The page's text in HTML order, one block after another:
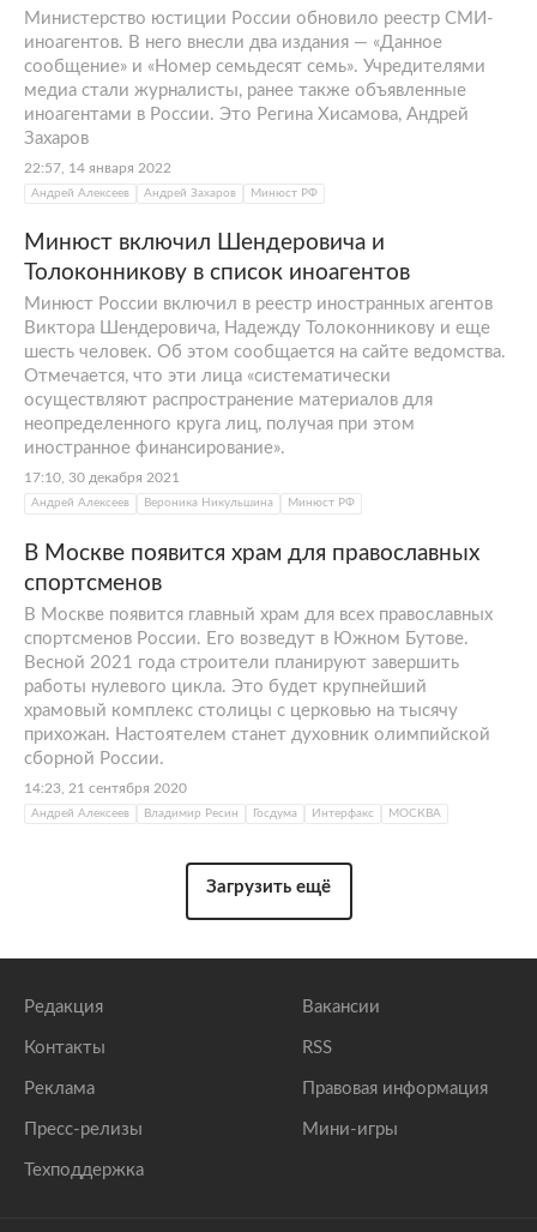
Министерство юстиции России обновило реестр СМИ-
иноагентов. В него внесли два издания — «Данное
сообщение» и «Номер семьдесят семь». Учредителями
медиа стали журналисты, ранее также объявленные
иноагентами в России. Это Регина Хисамова, Андрей
Захаров
22:57, 14 января 2022
Андрей Алексеев Андрей Захаров Минюст РФ
Минюст включил Шендеровича и
Толоконникову в список иноагентов
Минюст России включил в реестр иностранных агентов
Виктора Шендеровича, Надежду Толоконникову и еще
шесть человек. Об этом сообщается на сайте ведомства.
Отмечается, что эти лица «систематически
осуществляют распространение материалов для
неопределенного круга лиц, получая при этом
иностранное финансирование».
17:10, 30 декабря 2021
Андрей Алексеев Вероника Никульшина Минюст РФ
В Москве появится храм для православных
спортсменов
В Москве появится главный храм для всех православных
спортсменов России. Его возведут в Южном Бутове.
Весной 2021 года строители планируют завершить
работы нулевого цикла. Это будет крупнейший
храмовый комплекс столицы с церковью на тысячу
прихожан. Настоятелем станет духовник олимпийской
сборной России.
14:23, 21 сентября 2020
Андрей Алексеев Владимир Ресин Госдума Интерфакс МОСКВА
Загрузить ещё
Редакция
Контакты
Реклама
Пресс-релизы
Техподдержка
Вакансии
RSS
Правовая информация
Мини-игры